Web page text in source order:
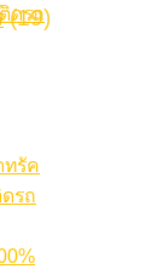
ดรถ
ทรัค
รถ
(19)